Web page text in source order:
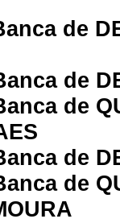
de
de
de
de
de